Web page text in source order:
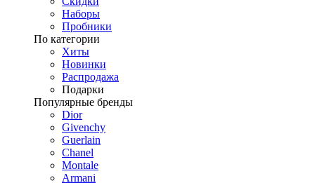
Наборы
Пробники
По категории
Хиты
Новинки
Распродажа
Подарки
Популярные бренды
Dior
Givenchy
Guerlain
Chanel
Montale
Armani